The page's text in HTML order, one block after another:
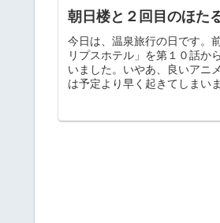
朝日楼と２回目のほた
今日は、温泉旅行の日です。
リプスホテル」を第１０話か
いました。いやあ、良いアニ
は予定より早く起きてしまい